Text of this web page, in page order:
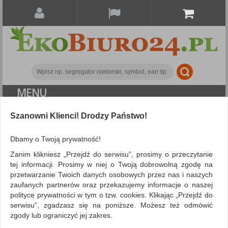
MENU
ALL CATEGORIES
FILTRY
Artykuły szkolne Bloki
ZNALEZIONYCH PRODUKTÓW: 1
BLOKI
Bloki rysunkowe, techniczne, itp. to akcesoria, które są
niezbędne i bardzo przydatne szczególnie w szkołach, ale
Szanowni Klienci! Drodzy Państwo!
Dbamy o Twoją prywatność!
Zanim klikniesz „Przejdź do serwisu”, prosimy o przeczytanie
tej informacji. Prosimy w niej o Twoją dobrowolną zgodę na
przetwarzanie Twoich danych osobowych przez nas i naszych
zaufanych partnerów oraz przekazujemy informacje o naszej
polityce prywatności w tym o tzw. cookies. Klikając „Przejdź do
serwisu”, zgadzasz się na poniższe. Możesz też odmówić
zgody lub ograniczyć jej zakres.